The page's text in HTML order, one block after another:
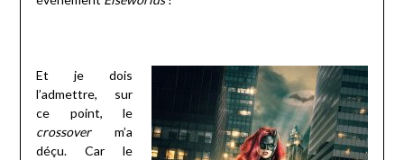
Et je dois
l’admettre, sur
ce point, le
crossoverm’a
déçu. Car le